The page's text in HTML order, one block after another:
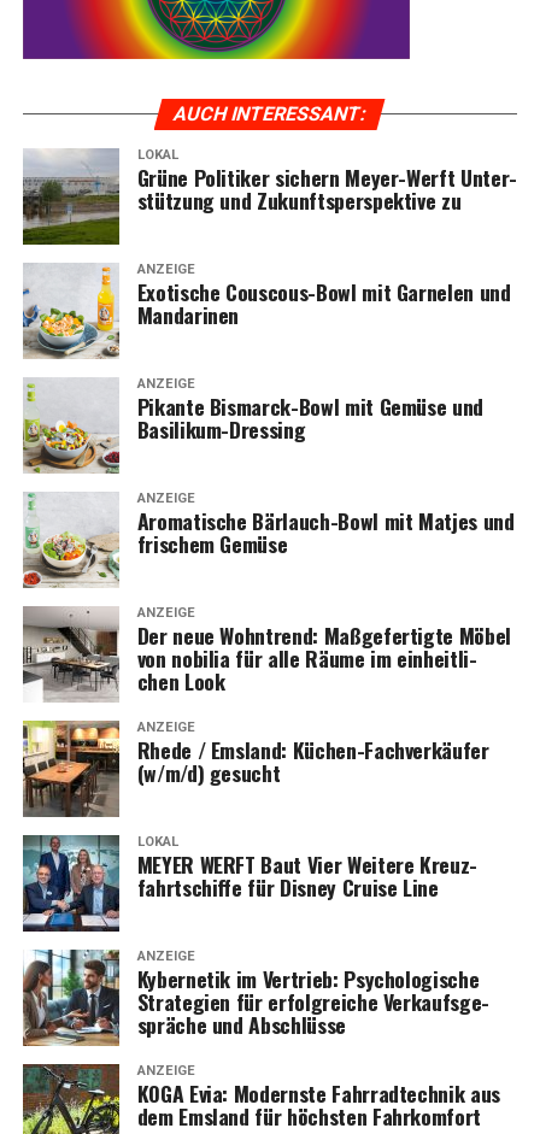
AUCH INTER­ES­SANT:
LOKAL
Grü­ne Poli­ti­ker sichern Mey­er-Werft Unter­
stüt­zung und Zukunfts­per­spek­ti­ve zu
ANZEIGE
Exo­ti­sche Cous­cous-Bowl mit Gar­ne­len und
Mandarinen
ANZEIGE
Pikan­te Bis­marck-Bowl mit Gemü­se und
Basilikum-Dressing
ANZEIGE
Aro­ma­ti­sche Bär­lauch-Bowl mit Mat­jes und
fri­schem Gemüse
ANZEIGE
Der neue Wohn­trend: Maß­ge­fer­tig­te Möbel
von nobi­lia für alle Räu­me im ein­heit­li­
chen Look
ANZEIGE
Rhe­de / Ems­land: Küchen-Fach­ver­käu­fer
(w/m/d) gesucht
LOKAL
MEYER WERFT Baut Vier Wei­te­re Kreuz­
fahrt­schif­fe für Dis­ney Crui­se Line
ANZEIGE
Kyber­ne­tik im Ver­trieb: Psy­cho­lo­gi­sche
Stra­te­gien für erfolg­rei­che Ver­kaufs­ge­
sprä­che und Abschlüsse
ANZEIGE
KOGA Evia: Moderns­te Fahr­rad­tech­nik aus
dem Ems­land für höchs­ten Fahrkomfort